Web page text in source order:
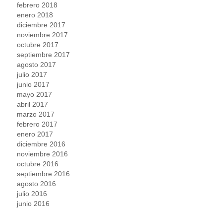
febrero 2018
enero 2018
diciembre 2017
noviembre 2017
octubre 2017
septiembre 2017
agosto 2017
julio 2017
junio 2017
mayo 2017
abril 2017
marzo 2017
febrero 2017
enero 2017
diciembre 2016
noviembre 2016
octubre 2016
septiembre 2016
agosto 2016
julio 2016
junio 2016